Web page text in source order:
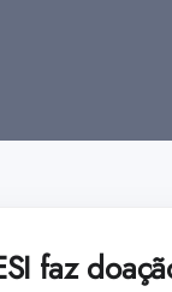
faz